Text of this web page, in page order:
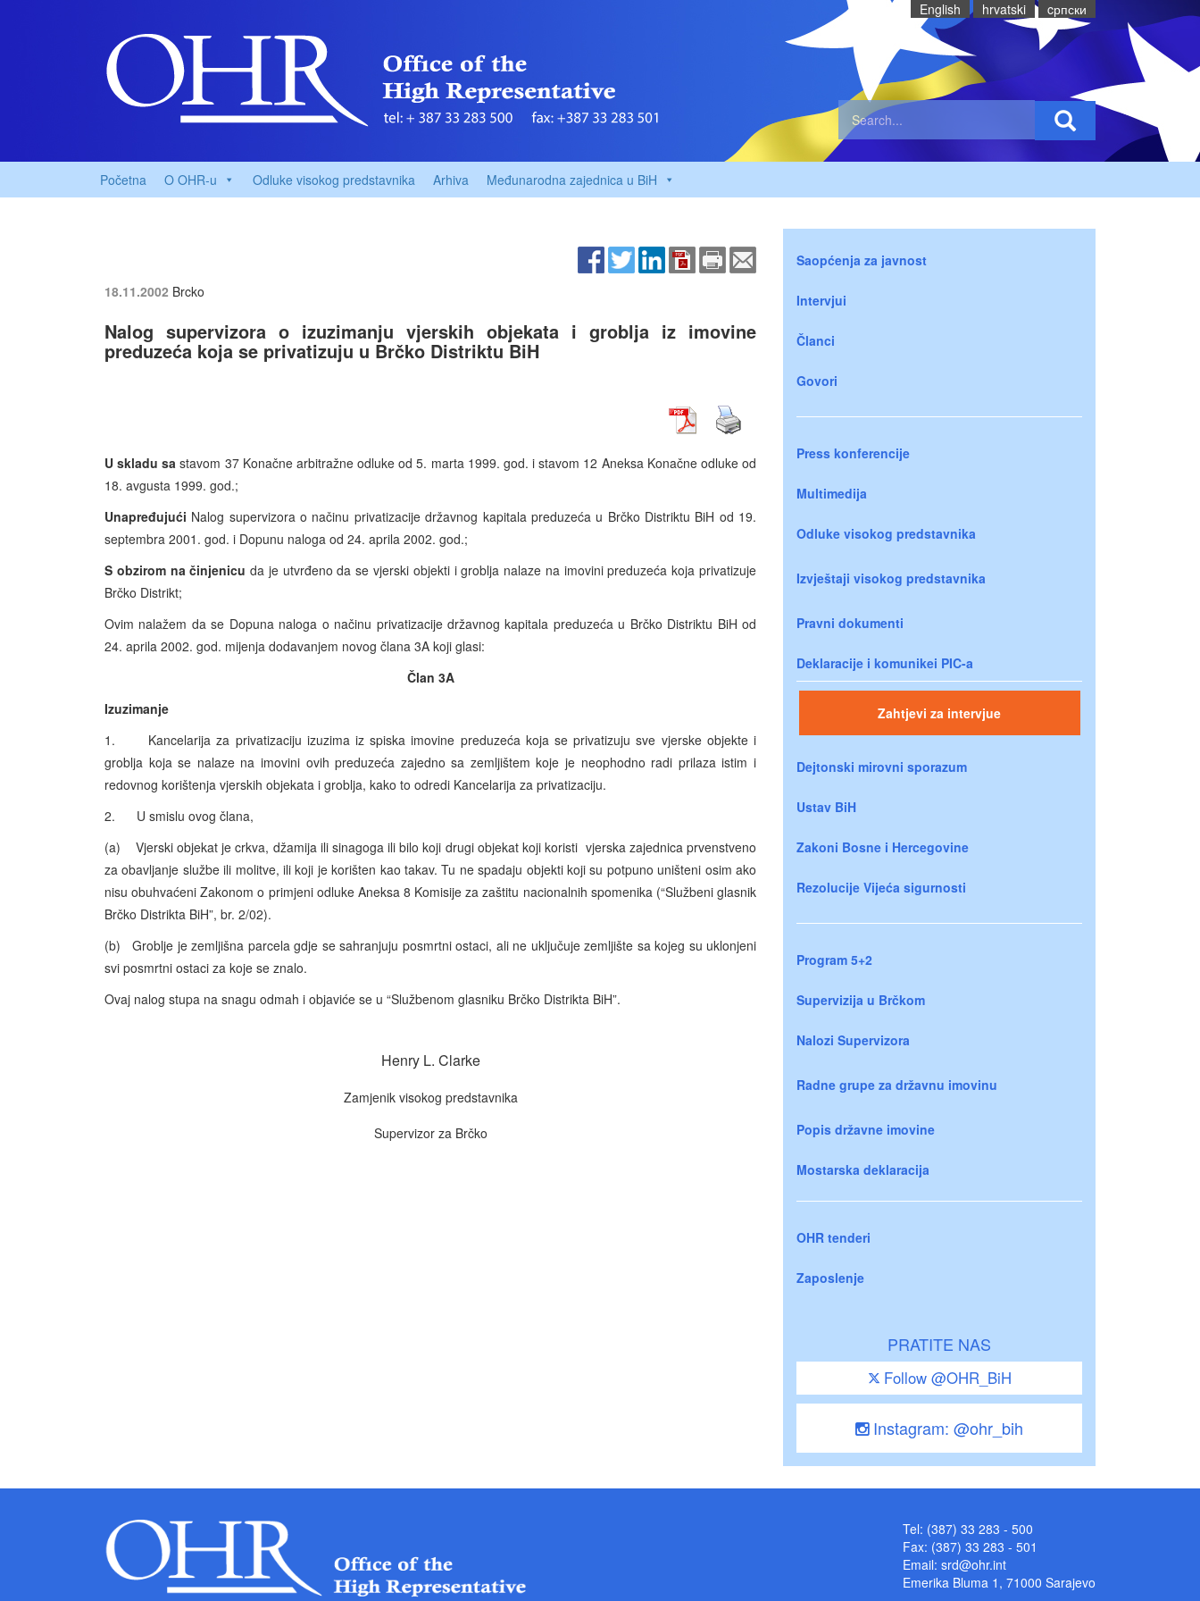
English hrvatski cрпски
Početna O OHR-u Odluke visokog predstavnika Arhiva Međunarodna zajednica u BiH
18.11.2002 Brcko
Nalog supervizora o izuzimanju vjerskih objekata i groblja iz imovine
preduzeća koja se privatizuju u Brčko Distriktu BiH
U skladu sa stavom 37 Konačne arbitražne odluke od 5. marta 1999. god. i stavom 12 Aneksa Konačne odluke od
18. avgusta 1999. god.;
Unapređujući Nalog supervizora o načinu privatizacije državnog kapitala preduzeća u Brčko Distriktu BiH od 19.
septembra 2001. god. i Dopunu naloga od 24. aprila 2002. god.;
S obzirom na činjenicu da je utvrđeno da se vjerski objekti i groblja nalaze na imovini preduzeća koja privatizuje
Brčko Distrikt;
Ovim nalažem da se Dopuna naloga o načinu privatizacije državnog kapitala preduzeća u Brčko Distriktu BiH od
24. aprila 2002. god. mijenja dodavanjem novog člana 3A koji glasi:
Član 3A
Izuzimanje
1. Kancelarija za privatizaciju izuzima iz spiska imovine preduzeća koja se privatizuju sve vjerske objekte i
groblja koja se nalaze na imovini ovih preduzeća zajedno sa zemljištem koje je neophodno radi prilaza istim i
redovnog korištenja vjerskih objekata i groblja, kako to odredi Kancelarija za privatizaciju.
2. U smislu ovog člana,
(a) Vjerski objekat je crkva, džamija ili sinagoga ili bilo koji drugi objekat koji koristi vjerska zajednica prvenstveno
za obavljanje službe ili molitve, ili koji je korišten kao takav. Tu ne spadaju objekti koji su potpuno uništeni osim ako
nisu obuhvaćeni Zakonom o primjeni odluke Aneksa 8 Komisije za zaštitu nacionalnih spomenika (“Službeni glasnik
Brčko Distrikta BiH”, br. 2/02).
(b) Groblje je zemljišna parcela gdje se sahranjuju posmrtni ostaci, ali ne uključuje zemljište sa kojeg su uklonjeni
svi posmrtni ostaci za koje se znalo.
Ovaj nalog stupa na snagu odmah i objaviće se u “Službenom glasniku Brčko Distrikta BiH”.
Henry L. Clarke
Zamjenik visokog predstavnika
Supervizor za Brčko
Saopćenja za javnost
Intervjui
Članci
Govori
Press konferencije
Multimedija
Odluke visokog predstavnika
Izvještaji visokog predstavnika
Pravni dokumenti
Deklaracije i komunikei PIC-a
Zahtjevi za intervjue
Dejtonski mirovni sporazum
Ustav BiH
Zakoni Bosne i Hercegovine
Rezolucije Vijeća sigurnosti
Program 5+2
Supervizija u Brčkom
Nalozi Supervizora
Radne grupe za državnu imovinu
Popis državne imovine
Mostarska deklaracija
OHR tenderi
Zaposlenje
PRATITE NAS
Follow @OHR_BiH
Instagram: @ohr_bih
Tel: (387) 33 283 - 500
Fax: (387) 33 283 - 501
Email: srd@ohr.int
Emerika Bluma 1, 71000 Sarajevo